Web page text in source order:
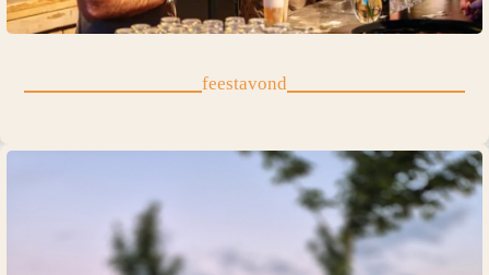
feestavond